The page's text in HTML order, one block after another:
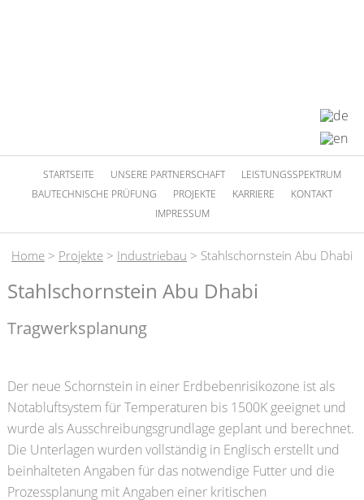
STARTSEITE UNSERE PARTNERSCHAFT
LEISTUNGSSPEKTRUM
BAUTECHNISCHE PRÜFUNG
PROJEKTE KARRIERE
KONTAKT
IMPRESSUM
Home > Projekte > Industriebau > Stahlschornstein Abu Dhabi
Stahlschornstein Abu Dhabi
Tragwerksplanung
Der neue Schornstein in einer Erdbebenrisikozone ist als
Notabluftsystem für Temperaturen bis 1500K geeignet und
wurde als Ausschreibungsgrundlage geplant und berechnet.
Die Unterlagen wurden vollständig in Englisch erstellt und
beinhalteten Angaben für das notwendige Futter und die
Prozessplanung mit Angaben einer kritischen